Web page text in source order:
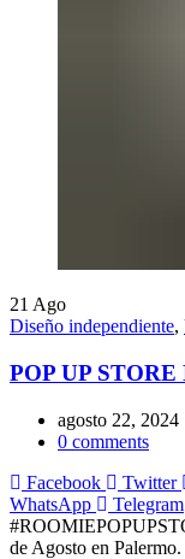
21 Ago
Diseño independiente,
POP UP
agosto 22, 2024
0 comments
Facebook
Twitter
WhatsApp
Telegram
de Agosto en